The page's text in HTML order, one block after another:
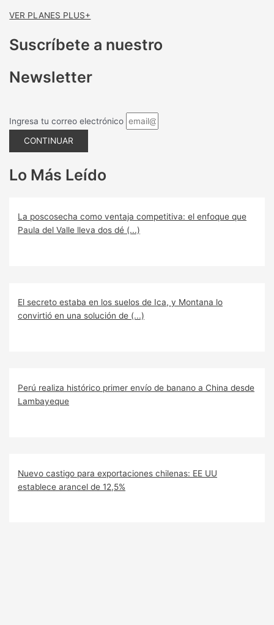
VER PLANES PLUS+
Suscríbete a nuestro
Newsletter
Ingresa tu correo electrónico
CONTINUAR
Lo Más Leído
La poscosecha como ventaja competitiva: el enfoque que
Paula del Valle lleva dos dé (...)
El secreto estaba en los suelos de Ica, y Montana lo
convirtió en una solución de (...)
Perú realiza histórico primer envío de banano a China desde
Lambayeque
Nuevo castigo para exportaciones chilenas: EE UU
establece arancel de 12,5%